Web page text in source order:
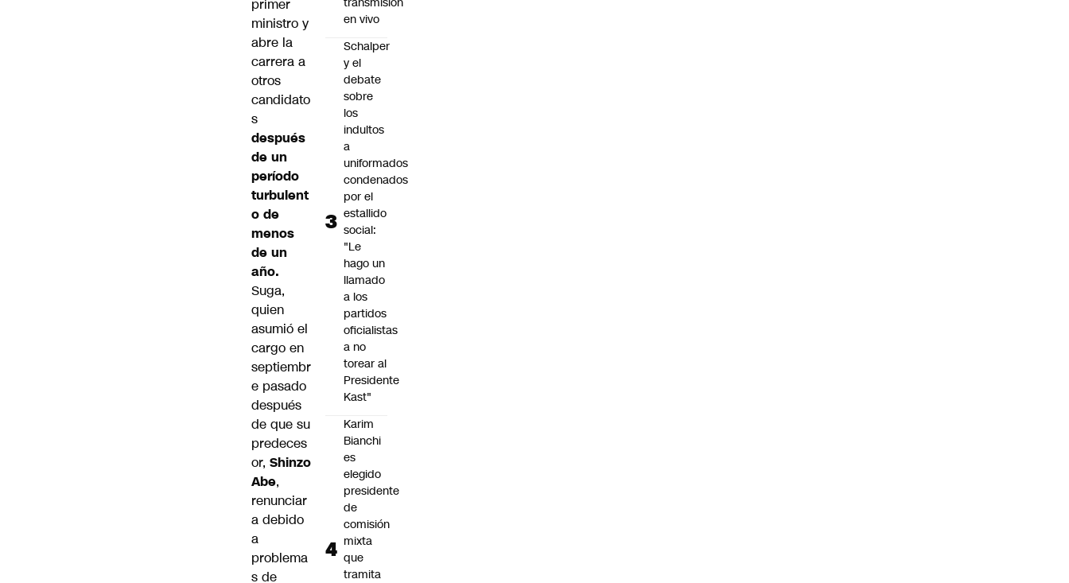
primer
ministro y
abre la
carrera a
otros
candidato
s
después
de un
período
turbulent
o de
menos
de un
año.
Suga,
quien
asumió el
cargo en
septiembr
e pasado
después
de que su
predeces
or, Shinzo
Abe,
renunciar
a debido
a
problema
s de
en vivo
Schalper
y el
debate
sobre
los
indultos
a
uniformados
condenados
por el
estallido
social:
"Le
hago un
llamado
a los
partidos
oficialistas
a no
torear al
Presidente
Kast"
Karim
Bianchi
es
elegido
presidente
de
comisión
mixta
que
tramita